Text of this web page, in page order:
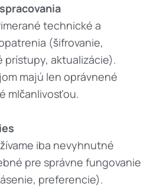
technické a
(šifrovanie,
prístupy, aktualizácie).
majú len oprávnené
mlčanlivosťou.
iba nevyhnutné
pre správne fungovanie
preferencie).